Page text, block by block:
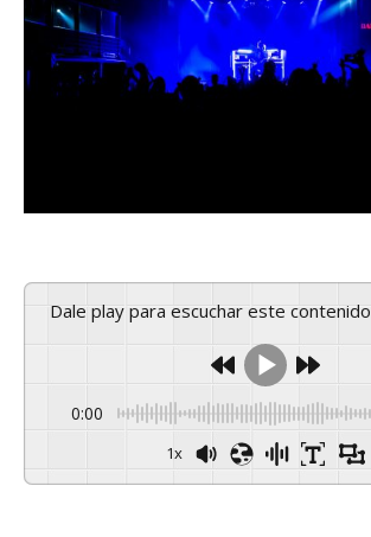
Dale play para escuchar este contenido
0:00
1x